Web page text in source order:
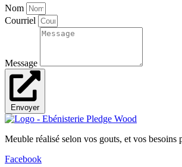
Nom
Courriel
Message
Envoyer
Meuble réalisé selon vos gouts, et vos besoins
Facebook